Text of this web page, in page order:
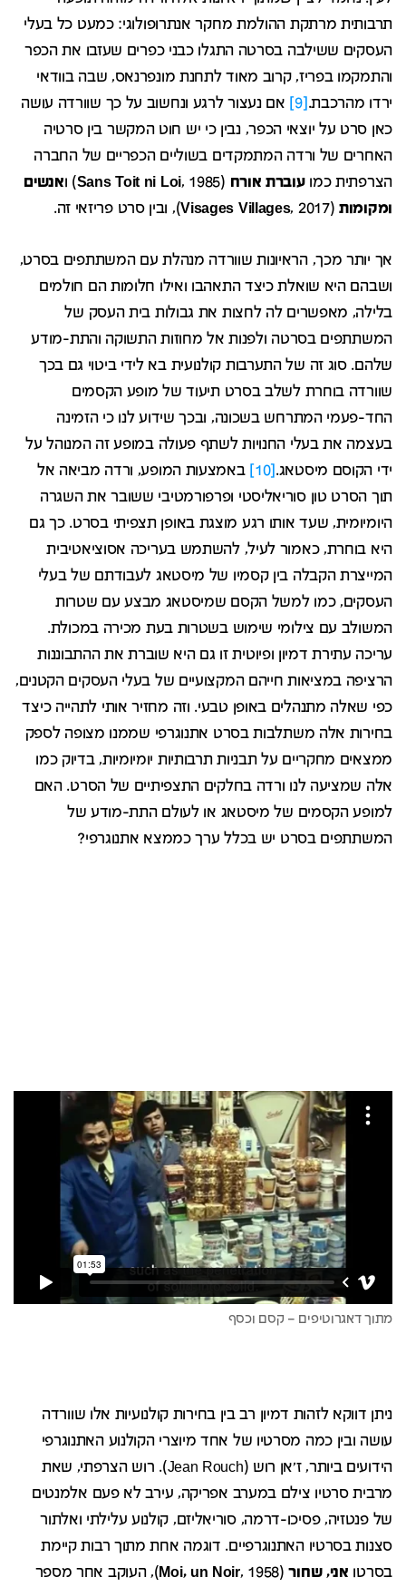
תרבותית מרתקת ההולמת מחקר אנתרופולוגי: כמעט כל בעלי
העסקים ששילבה בסרטה התגלו כבני כפרים שעזבו את הכפר
והתמקמו בפריז, קרוב מאוד לתחנת מונפרנאס, שבה בוודאי
ירדו מהרכבת. [9]
אם נעצור לרגע ונחשוב על כך שוורדה עושה
כאן סרט על יוצאי הכפר, נבין כי יש חוט המקשר בין סרטיה
האחרים של ורדה המתמקדים בשוליים הכפריים של החברה
הצרפתית כמועוברת אורח (
Sans Toit ni Loi, 1985) ו
אנשים
ומקומות (
Visages Villages, 2017), ובין סרט פריזאי זה.
אך יותר מכך, הראיונות שוורדה מנהלת עם המשתתפים בסרט,
ושבהם היא שואלת כיצד התאהבו ואילו חלומות הם חולמים
בלילה, מאפשרים לה לחצות את גבולות בית העסק של
המשתתפים בסרטה ולפנות אל מחוזות התשוקה והתת-מודע
שלהם. סוג זה של התערבות קולנועית בא לידי ביטוי גם בכך
שוורדה בוחרת לשלב בסרט תיעוד של מופע הקסמים
החד-פעמי המתרחש בשכונה, ובכך שידוע לנו כי הזמינה
בעצמה את בעלי החנויות לשתף פעולה במופע זה המנוהל על
ידי הקוסם מיסטאג. [10]
באמצעות המופע, ורדה מביאה אל
תוך הסרט טון סוריאליסטי ופרפורמטיבי ששובר את השגרה
היומיומית, שעד אותו רגע מוצגת באופן תצפיתי בסרט. כך גם
היא בוחרת, כאמור לעיל, להשתמש בעריכה אסוציאטיבית
המייצרת הקבלה בין קסמיו של מיסטאג לעבודתם של בעלי
העסקים, כמו למשל הקסם שמיסטאג מבצע עם שטרות
המשולב עם צילומי שימוש בשטרות בעת מכירה במכולת.
עריכה עתירת דמיון ופיוטית זו גם היא שוברת את ההתבוננות
הרציפה במציאות חייהם המקצועיים של בעלי העסקים הקטנים,
כפי שאלה מתנהלים באופן טבעי. וזה מחזיר אותי לתהייה כיצד
בחירות אלה משתלבות בסרט אתנוגרפי שממנו מצופה לספק
ממצאים מחקריים על תבניות תרבותיות יומיומיות, בדיוק כמו
אלה שמציעה לנו ורדה בחלקים התצפיתיים של הסרט. האם
למופע הקסמים של מיסטאג או לעולם התת-מודע של
המשתתפים בסרט יש בכלל ערך כממצא אתנוגרפי?
מתוך דאגרוטיפים – קסם וכסף
ניתן דווקא לזהות דמיון רב בין בחירות קולנועיות אלו שוורדה
עושה ובין כמה מסרטיו של אחד מיוצרי הקולנוע האתנוגרפי
הידועים ביותר, ז'אן רוש (Jean Rouch). רוש הצרפתי, שאת
מרבית סרטיו צילם במערב אפריקה, עירב לא פעם אלמנטים
של פנטזיה, פסיכו-דרמה, סוריאליזם, קולנוע עלילתי ואלתור
סצנות בסרטיו האתנוגרפיים. דוגמה אחת מתוך רבות קיימת
בסרטו אני, שחור(
Moi, un Noir , 1958), העוקב אחר מספר